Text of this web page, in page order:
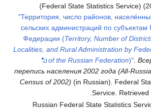
(Federal State Statistics
"Территория, число районов,
сельских администраций по
Федерации (Territory, Number
Localities, and Rural Administration
of the Russian
перепись населения 2002 года
Census of 2002)(in Russian).
Service.
.
Russian Federal State